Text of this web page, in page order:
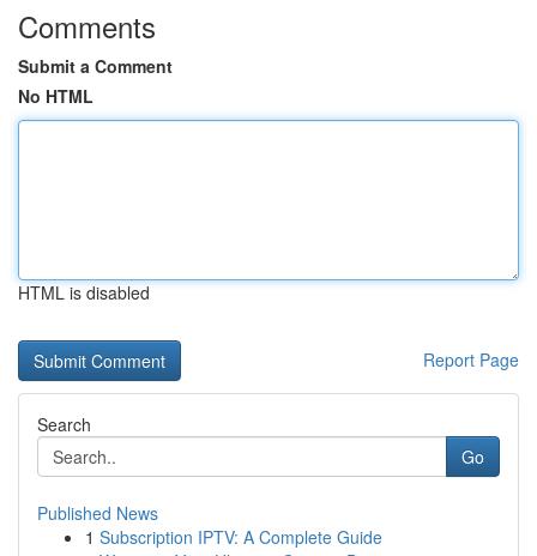
Comments
Submit a Comment
No HTML
HTML is disabled
Report Page
Search
Go
Published News
1 Subscription IPTV: A Complete Guide